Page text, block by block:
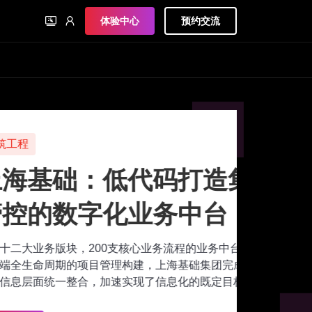
体验中心 预约交流
码打造集团统一
务中台
务流程的业务中台建设，以及
上海基础集团完成了各业务领
信息化的既定目标。